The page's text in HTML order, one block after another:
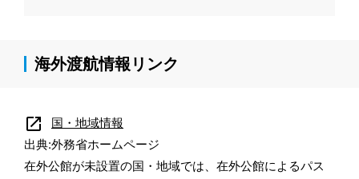
海外渡航情報リンク
open_in_new
国・地域情報
出典:外務省ホームページ
在外公館が未設置の国・地域では、在外公館によるパス